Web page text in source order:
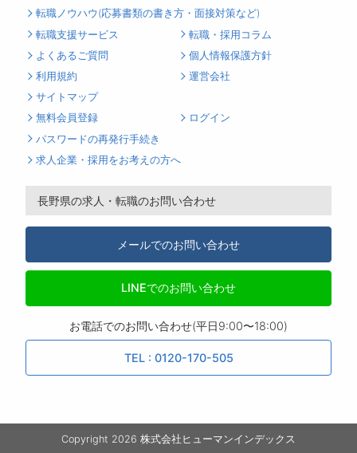
転職ノウハウ(応募書類の書き方・面接対策など)
転職支援サービス
転職・採用コラム
よくあるご質問
個人情報保護方針
利用規約
運営会社
サイトマップ
無料会員登録
ログイン
パスワードの再発行手続き
求人企業・採用をお考えの方へ
長野県の求人・転職のお問い合わせ
メールでのお問い合わせ
LINEでのお問い合わせ
お電話でのお問い合わせ(平日9:00〜18:00)
TEL : 0120-170-505
Copyright 2026 株式会社ヒューマンインデックス